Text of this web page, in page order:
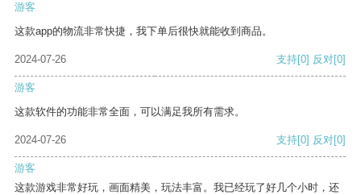
游客
这款app的物流非常快捷，我下单后很快就能收到商品。
2024-07-26 支持[0] 反对[0]
游客
这款软件的功能非常全面，可以满足我所有需求。
2024-07-26 支持[0] 反对[0]
游客
这款游戏非常好玩，画面精美，玩法丰富。我已经玩了好几个小时，还